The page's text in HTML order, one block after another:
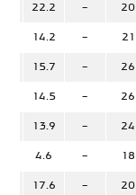
20
-
22.2
21
-
14.2
26
-
15.7
26
-
14.5
24
-
13.9
18
-
4.6
20
-
17.6